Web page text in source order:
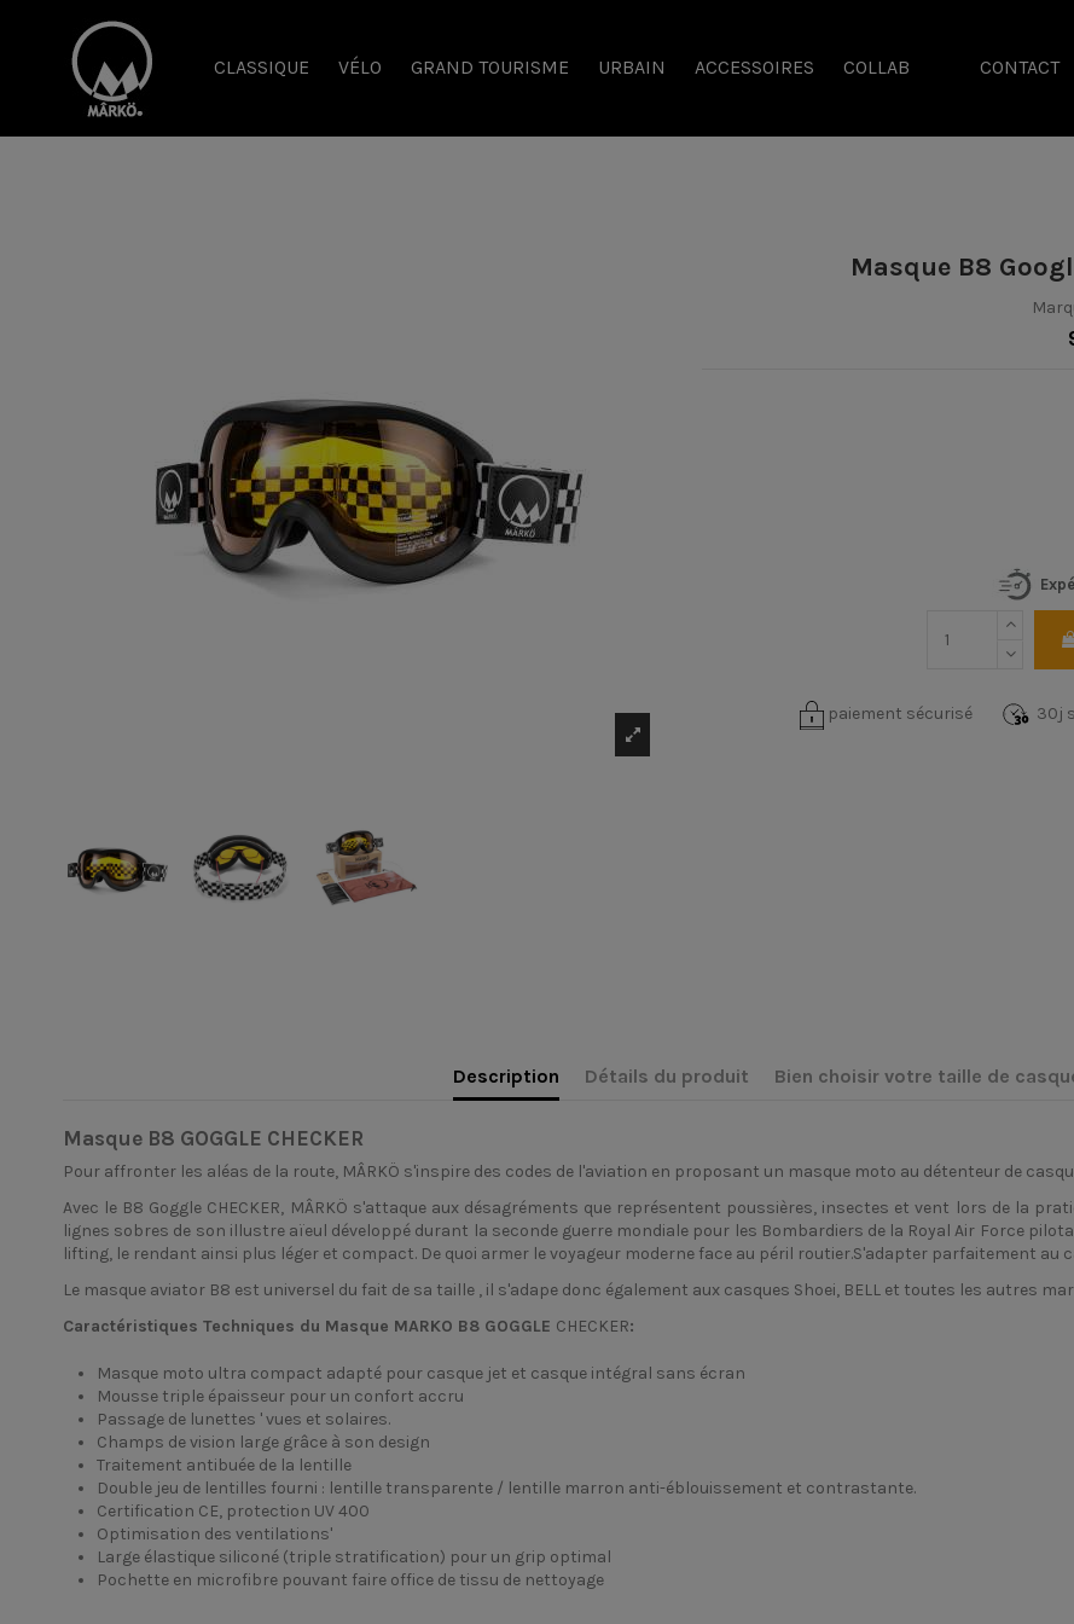
CLASSIQUE VÉLO GRAND TOURISME URBAIN ACCESSOIRES CONTACT
COLLAB
Masque B8
paiement sécurisé 30j
Description Détails du produit Bien choisir votre taille de
Masque B8 GOGGLE CHECKER
Pour affronter les aléas de la route, MÂRKÖ s'inspire des codes de l'aviation en proposant un masque moto au détenteur de
Avec le B8 Goggle CHECKER, MÂRKÖ s'attaque aux désagréments que représentent poussières, insectes et vent lors de la
lignes sobres de son illustre aïeul développé durant la seconde guerre mondiale pour les Bombardiers de la Royal Air Force
lifting, le rendant ainsi plus léger et compact. De quoi armer le voyageur moderne face au péril routier.S'adapter parfaitement au
Le masque aviator B8 est universel du fait de sa taille , il s'adape donc également aux casques Shoei, BELL et toutes les autres
Caractéristiques Techniques du Masque MARKO B8 GOGGLE CHECKER:
Masque moto ultra compact adapté pour casque jet et casque intégral sans écran
Mousse triple épaisseur pour un confort accru
Passage de lunettes ' vues et solaires.
Champs de vision large grâce à son design
Traitement antibuée de la lentille
Double jeu de lentilles fourni : lentille transparente / lentille marron anti-éblouissement et contrastante.
Certification CE, protection UV 400
Optimisation des ventilations'
Large élastique siliconé (triple stratification) pour un grip optimal
Pochette en microfibre pouvant faire office de tissu de nettoyage